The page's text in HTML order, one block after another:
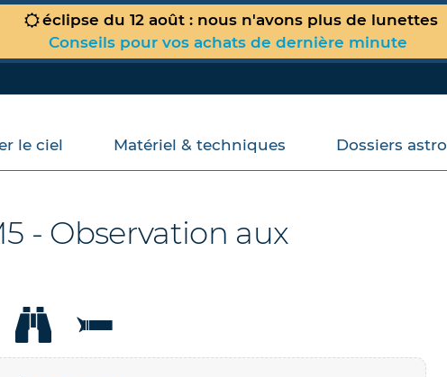
éclipse du 12 août : nous n'avons plus de lunettes
Conseils pour vos achats de dernière minute
le ciel Matériel & techniques Dossiers astro
- Observation aux